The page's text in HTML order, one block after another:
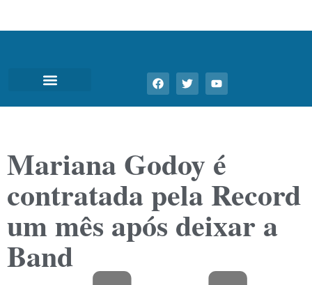
Mariana Godoy é
contratada pela Record
um mês após deixar a
Band